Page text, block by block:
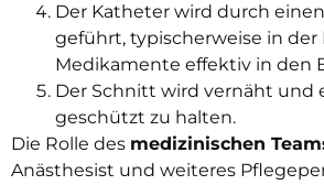
Der Katheter wird durch
geführt, typischerweise in der
Medikamente effektiv in den
Der Schnitt wird vernäht und
geschützt zu halten.
Die Rolle des medizinischen
Anästhesist und weiteres